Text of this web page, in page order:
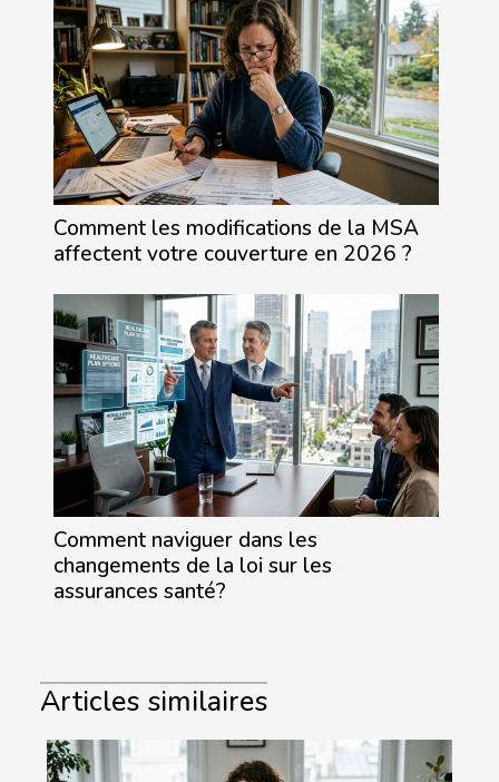
Comment les modifications de la MSA
affectent votre couverture en 2026 ?
Comment naviguer dans les
changements de la loi sur les
assurances santé?
Articles similaires